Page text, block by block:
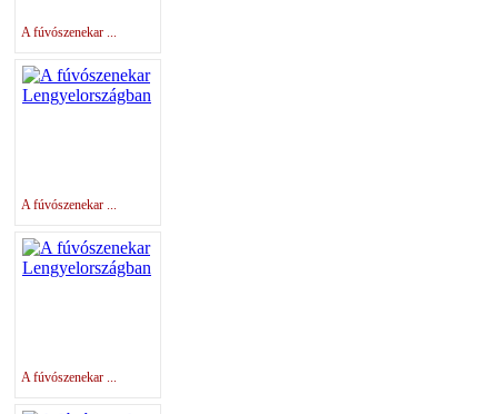
A fúvószenekar ...
A fúvószenekar ...
A fúvószenekar ...